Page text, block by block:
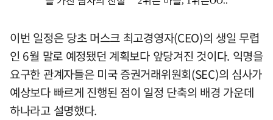
이번 일정은 당초 머스크 최고경영자(CEO)의 생일 무렵
인 6월 말로 예정됐던 계획보다 앞당겨진 것이다. 익명을
요구한 관계자들은 미국 증권거래위원회(SEC)의 심사가
예상보다 빠르게 진행된 점이 일정 단축의 배경 가운데
하나라고 설명했다.